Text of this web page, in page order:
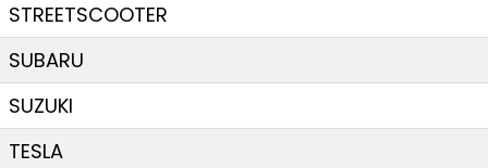
STREETSCOOTER
SUBARU
SUZUKI
TESLA